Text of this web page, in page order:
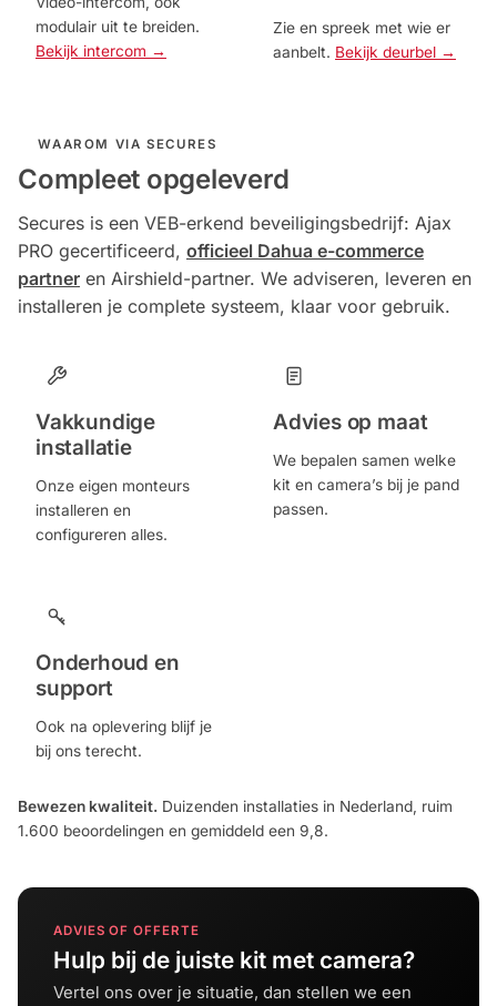
modulair uit te breiden.
Bekijk intercom →
Zie en spreek met wie er
aanbelt. Bekijk deurbel →
WAAROM VIA SECURES
Compleet opgeleverd
Secures is een VEB-erkend beveiligingsbedrijf: Ajax
PRO gecertificeerd, officieel Dahua e-commerce
partner en Airshield-partner. We adviseren, leveren en
installeren je complete systeem, klaar voor gebruik.
Vakkundige
installatie
Onze eigen monteurs
installeren en
configureren alles.
Advies op maat
We bepalen samen welke
kit en camera’s bij je pand
passen.
Onderhoud en
support
Ook na oplevering blijf je
bij ons terecht.
Bewezen kwaliteit. Duizenden installaties in Nederland, ruim
1.600 beoordelingen en gemiddeld een 9,8.
ADVIES OF OFFERTE
Hulp bij de juiste kit met camera?
Vertel ons over je situatie, dan stellen we een